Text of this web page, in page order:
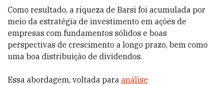
Como resultado, a riqueza de Barsi foi acumulada por
meio da estratégia de investimento em ações de
empresas com fundamentos sólidos e boas
perspectivas de crescimento a longo prazo, bem como
uma boa distribuição de dividendos.
Essa abordagem, voltada para análise